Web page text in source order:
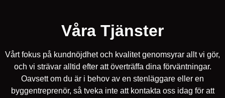
Våra Tjänster
Vårt fokus på kundnöjdhet och kvalitet genomsyrar allt vi gör,
och vi strävar alltid efter att överträffa dina förväntningar.
Oavsett om du är i behov av en stenläggare eller en
byggentreprenör, så tveka inte att kontakta oss idag för att